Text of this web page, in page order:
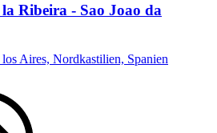
Ribeira - Sao Joao da
Aires, Nordkastilien, Spanien